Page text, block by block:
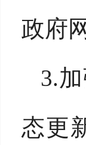
政府
3.
态更